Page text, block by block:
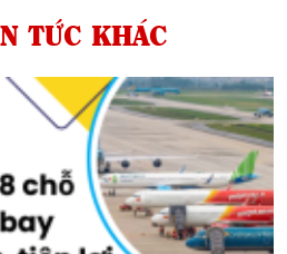
TỨC KHÁC